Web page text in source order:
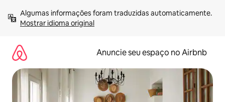
para
Mostrar idioma original
Anuncie seu espaço no Airbnb